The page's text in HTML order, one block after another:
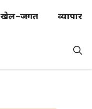
खेल–जगत व्यापार